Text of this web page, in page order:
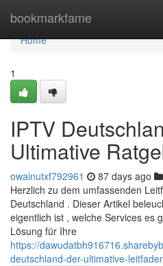
bookmarkfame
Home
Home
1
IPTV
Ultimative
owainutxf792961 87 days ago
Herzlich zu dem umfassenden
Deutschland . Dieser Artikel
eigentlich ist , welche Services es
Lösung für Ihre
https://
deutschland-der-ultimative-